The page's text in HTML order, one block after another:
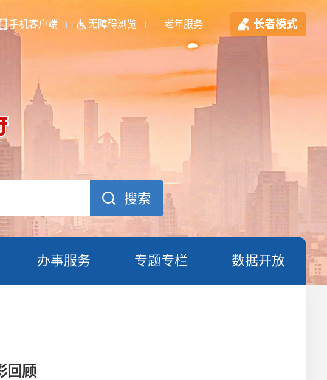
手机客户端 无障碍浏览 老年服务 长者模式
办事服务 专题专栏 数据开放
回顾